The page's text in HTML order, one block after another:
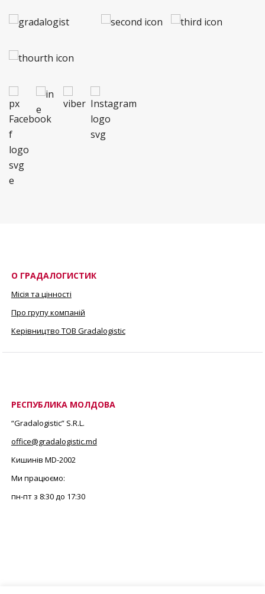
О ГРАДАЛОГИСТИК
Місія та цінності
Про групу компаній
Керівництво ТОВ Gradalogistic
РЕСПУБЛИКА МОЛДОВА
“Gradalogistic” S.R.L.
office@gradalogistic.md
Кишинів MD-2002
Ми працюємо:
пн-пт з 8:30 до 17:30